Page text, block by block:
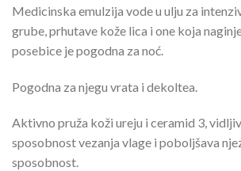
Medicinska emulzija vode u ulju za
grube, prhutave kože lica i one koja
posebice je pogodna za noć.
Pogodna za njegu vrata i dekoltea.
Aktivno pruža koži ureju i ceramid 3,
sposobnost vezanja vlage i poboljšava
sposobnost.